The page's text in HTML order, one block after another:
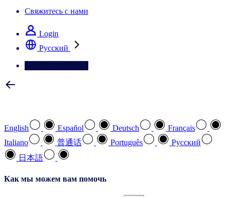
Свяжитесь с нами
Login
Pусский
English Español Deutsch
Français
Italiano
普通话 Português
Pусский
日本語
Как мы можем вам помочь